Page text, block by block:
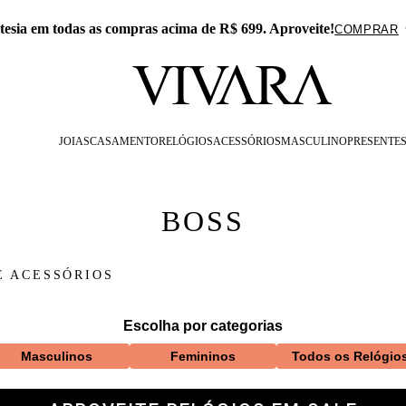
15% Off na primeira compra com o cupom
JOIASCASAMENTORELÓGIOSACESSÓRIOSMASCULINOPRESENTES
BOSS
ACESSÓRIOS
Escolha por categorias
Masculinos Femininos Todos os